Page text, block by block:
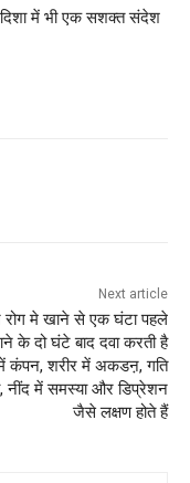
में भी एक सशक्त संदेश
Next article
रोग मे खाने से एक घंटा पहले
के दो घंटे बाद दवा करती है
कंपन, शरीर में अकडऩ, गति
नींद में समस्या और डिप्रेशन
जैसे लक्षण होते हैं